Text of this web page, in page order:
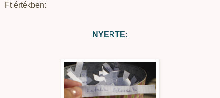
Ft értékben:
NYERTE: